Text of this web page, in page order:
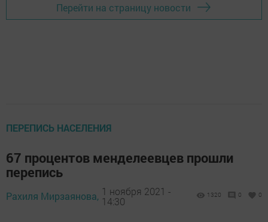
Перейти на страницу новости
ПЕРЕПИСЬ НАСЕЛЕНИЯ
67 процентов менделеевцев прошли
перепись
Рахиля Мирзаянова, 1 ноября 2021 -
14:30
1320 0 0